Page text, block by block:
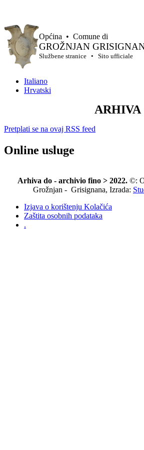
Općina • Comune di
GROŽNJAN
Službene stranice • Sito ufficiale
Italiano
Hrvatski
ARHIVA
Pretplati se na ovaj RSS feed
Online usluge
Arhiva do - archivio fino > 2022. ©:
Grožnjan - Grisignana, Izrada:
Izjava o korištenju Kolačića
Zaštita osobnih podataka
.